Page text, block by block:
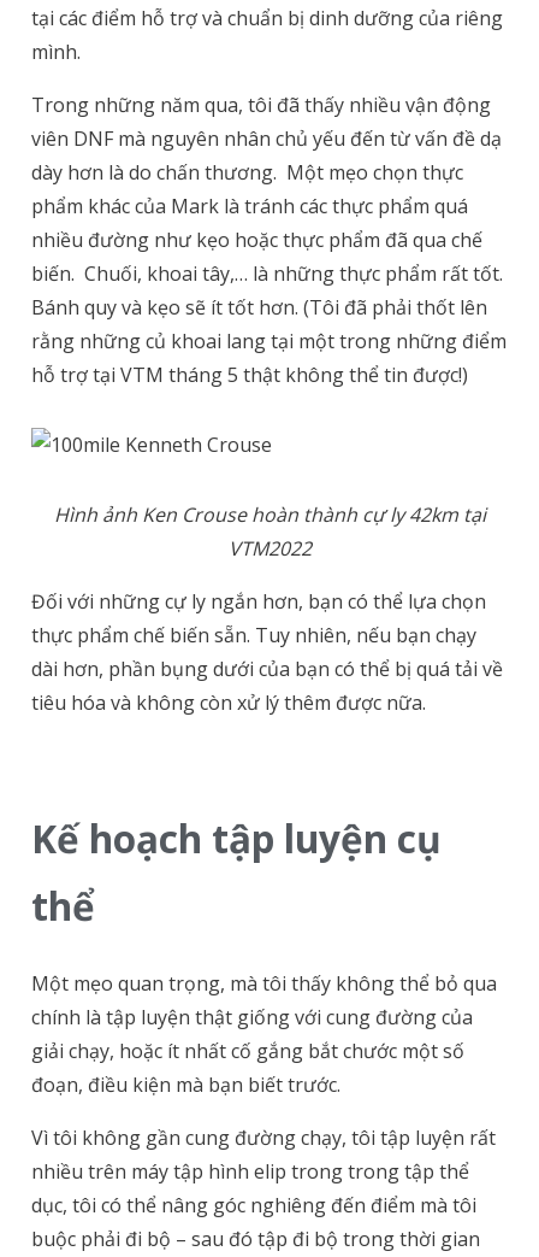
tại các điểm hỗ trợ và chuẩn bị dinh dưỡng của riêng
mình.
Trong những năm qua, tôi đã thấy nhiều vận động
viên DNF mà nguyên nhân chủ yếu đến từ vấn đề dạ
dày hơn là do chấn thương. Một mẹo chọn thực
phẩm khác của Mark là tránh các thực phẩm quá
nhiều đường như kẹo hoặc thực phẩm đã qua chế
biến.Chuối, khoai tây,… là những thực phẩm rất tốt.
Bánh quy và kẹo sẽ ít tốt hơn. (Tôi đã phải thốt lên
rằng những củ khoai lang tại một trong những điểm
hỗ trợ tại VTM tháng 5 thật không thể tin được!)
Hình ảnh Ken Crouse hoàn thành cự ly 42km tại
VTM2022
Đối với những cự ly ngắn hơn, bạn có thể lựa chọn
thực phẩm chế biến sẵn. Tuy nhiên, nếu bạn chạy
dài hơn, phần bụng dưới của bạn có thể bị quá tải về
tiêu hóa và không còn xử lý thêm được nữa.
Kế hoạch tập luyện cụ
thể
Một mẹo quan trọng, mà tôi thấy không thể bỏ qua
chính là tập luyện thật giống với cung đường của
giải chạy, hoặc ít nhất cố gắng bắt chước một số
đoạn, điều kiện mà bạn biết trước.
Vì tôi không gần cung đường chạy, tôi tập luyện rất
nhiều trên máy tập hình elip trong trong tập thể
dục, tôi có thể nâng góc nghiêng đến điểm mà tôi
buộc phải đi bộ – sau đó tập đi bộ trong thời gian